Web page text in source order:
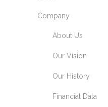
Company
About Us
Our Vision
Our History
Financial Data